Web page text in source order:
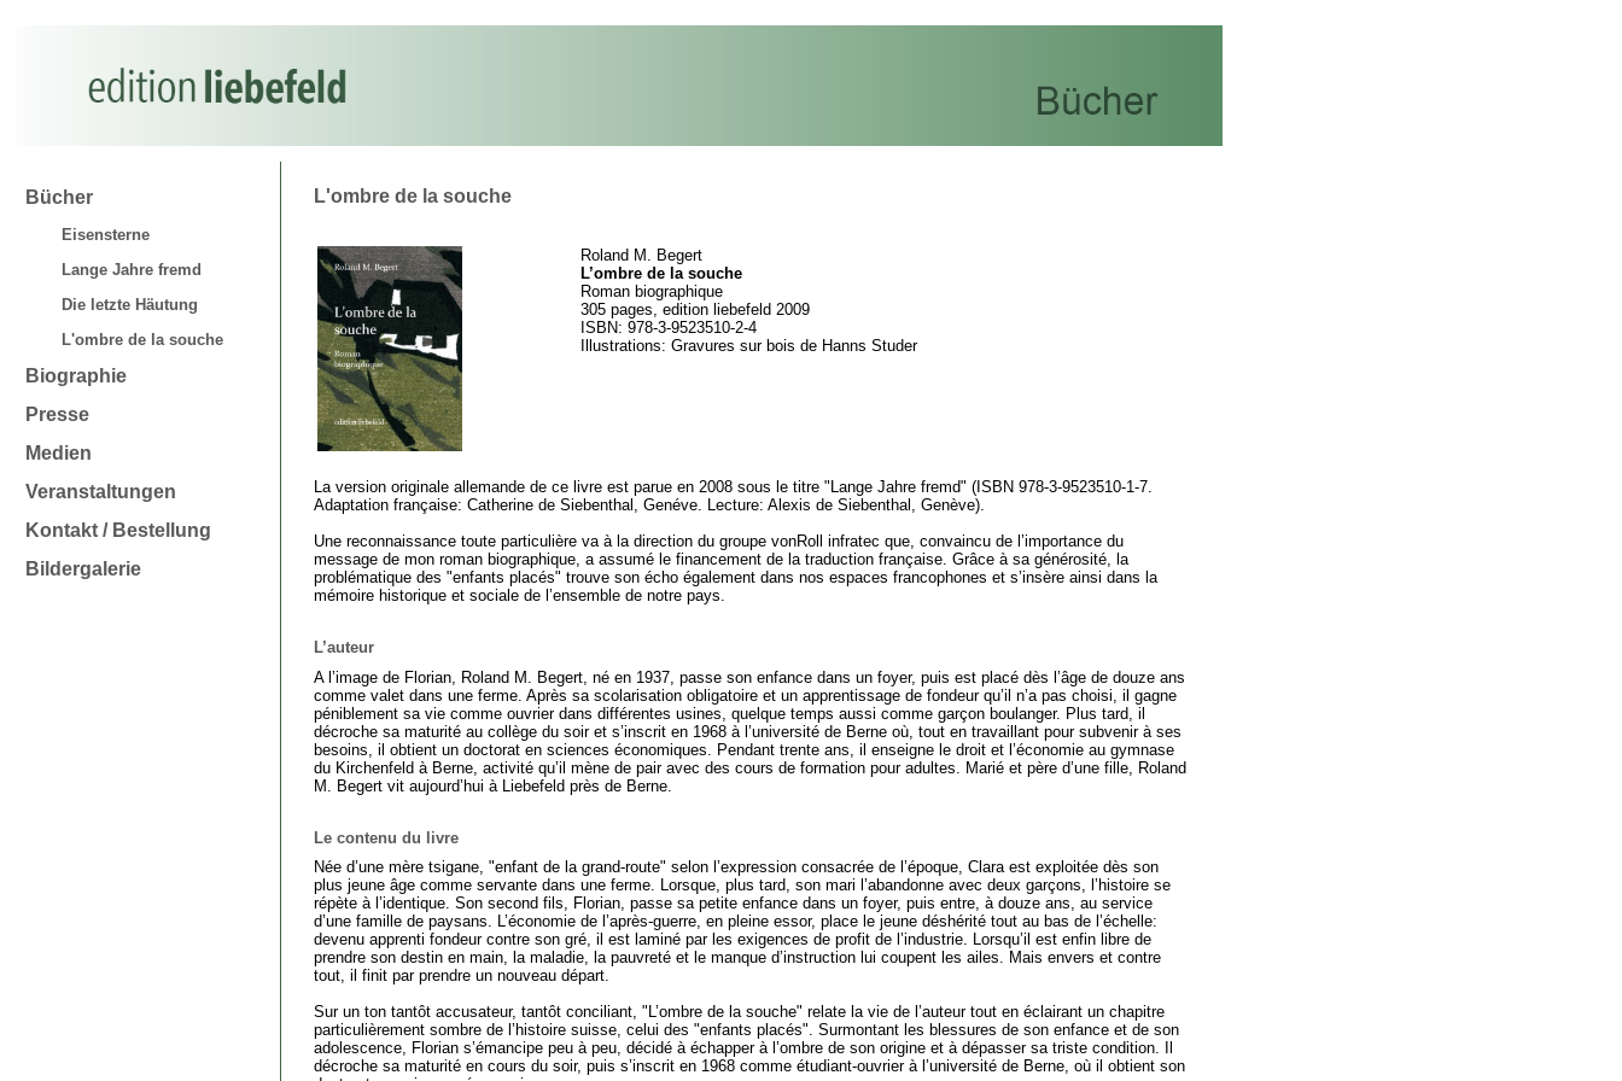
Bücher
Eisensterne
Lange Jahre fremd
Die letzte Häutung
L'ombre de la souche
Biographie
Presse
Medien
Veranstaltungen
Kontakt / Bestellung
Bildergalerie
L'ombre de la souche
Roland M. Begert
L’ombre de la souche
Roman biographique
305 pages, edition liebefeld 2009
ISBN: 978-3-9523510-2-4
Illustrations: Gravures sur bois de Hanns Studer
La version originale allemande de ce livre est parue en 2008 sous le titre "Lange Jahre fremd" (ISBN 978-3-9523510-1-7.
Adaptation française: Catherine de Siebenthal, Genéve. Lecture: Alexis de Siebenthal, Genève).
Une reconnaissance toute particulière va à la direction du groupe vonRoll infratec que, convaincu de l’importance du
message de mon roman biographique, a assumé le financement de la traduction française. Grâce à sa générosité, la
problématique des "enfants placés" trouve son écho également dans nos espaces francophones et s’insère ainsi dans la
mémoire historique et sociale de l’ensemble de notre pays.
L’auteur
A l’image de Florian, Roland M. Begert, né en 1937, passe son enfance dans un foyer, puis est placé dès l’âge de douze ans
comme valet dans une ferme. Après sa scolarisation obligatoire et un apprentissage de fondeur qu’il n’a pas choisi, il gagne
péniblement sa vie comme ouvrier dans différentes usines, quelque temps aussi comme garçon boulanger. Plus tard, il
décroche sa maturité au collège du soir et s’inscrit en 1968 à l’université de Berne où, tout en travaillant pour subvenir à ses
besoins, il obtient un doctorat en sciences économiques. Pendant trente ans, il enseigne le droit et l’économie au gymnase
du Kirchenfeld à Berne, activité qu’il mène de pair avec des cours de formation pour adultes. Marié et père d’une fille, Roland
M. Begert vit aujourd’hui à Liebefeld près de Berne.
Le contenu du livre
Née d’une mère tsigane, "enfant de la grand-route" selon l’expression consacrée de l’époque, Clara est exploitée dès son
plus jeune âge comme servante dans une ferme. Lorsque, plus tard, son mari l’abandonne avec deux garçons, l’histoire se
répète à l’identique. Son second fils, Florian, passe sa petite enfance dans un foyer, puis entre, à douze ans, au service
d’une famille de paysans. L’économie de l’après-guerre, en pleine essor, place le jeune déshérité tout au bas de l’échelle:
devenu apprenti fondeur contre son gré, il est laminé par les exigences de profit de l’industrie. Lorsqu’il est enfin libre de
prendre son destin en main, la maladie, la pauvreté et le manque d’instruction lui coupent les ailes. Mais envers et contre
tout, il finit par prendre un nouveau départ.
Sur un ton tantôt accusateur, tantôt conciliant, "L’ombre de la souche" relate la vie de l’auteur tout en éclairant un chapitre
particulièrement sombre de l’histoire suisse, celui des "enfants placés". Surmontant les blessures de son enfance et de son
adolescence, Florian s’émancipe peu à peu, décidé à échapper à l’ombre de son origine et à dépasser sa triste condition. Il
décroche sa maturité en cours du soir, puis s’inscrit en 1968 comme étudiant-ouvrier à l’université de Berne, où il obtient son